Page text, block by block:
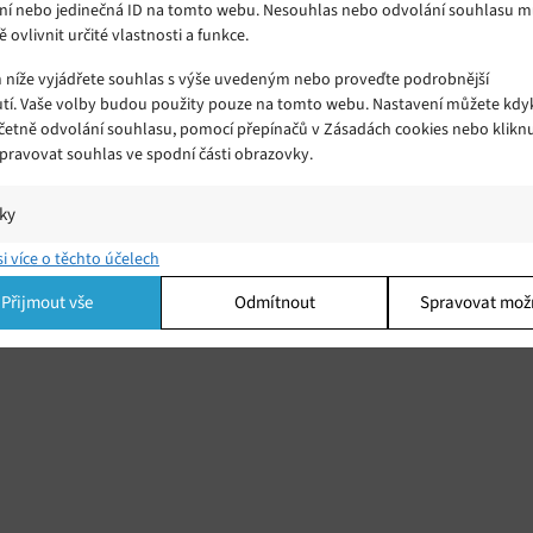
nebo jedinečná ID na tomto webu. Nesouhlas nebo odvolání souhlasu
ovlivnit určité vlastnosti a funkce.
vyjádřete souhlas s výše uvedeným nebo proveďte podrobnější
Vaše volby budou použity pouze na tomto webu. Nastavení můžete
odvolání souhlasu, pomocí přepínačů v Zásadách cookies nebo
souhlas ve spodní části obrazovky.
a/nebo přístup k informacím v zařízení, Porozumění publiku
kombinací údajů z různých zdrojů.
více o těchto účelech
Přijmout vše Odmítnout Spravovat